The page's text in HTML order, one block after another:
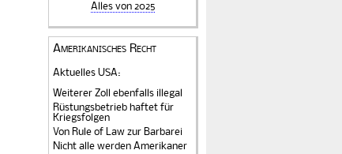
Alles von 2025
Amerikanisches Recht
Aktuelles USA:
Weiterer Zoll ebenfalls illegal
Rüstungsbetrieb haftet für
Kriegsfolgen
Von Rule of Law zur Barbarei
Nicht alle werden Amerikaner